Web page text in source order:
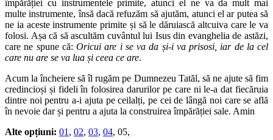
împărăției cu instrumentele primite, atunci el ne va da mult mai
multe instrumente, însă dacă refuzăm să ajutăm, atunci el ar putea să
ne ia aceste instrumente primite și să le dăruiască altcuiva care le va
folosi. Așa că să ascultăm cuvântul lui Isus din evanghelia de astăzi,
care ne spune că: Oricui are i se va da și-i va prisosi, iar de la cel
care nu are se va lua și ceea ce are.
Acum la încheiere să îl rugăm pe Dumnezeu Tatăl, să ne ajute să fim
credincioși și fideli în folosirea darurilor pe care ni le-a dat fiecăruia
dintre noi pentru a-i ajuta pe ceilalți, pe cei de lângă noi care se află
în nevoie dar și pentru a ajuta la construirea împărăției sale. Amin
Alte opțiuni: 01 , 02, 03, 04, 05,